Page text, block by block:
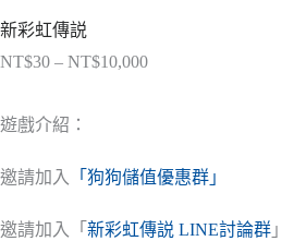
新彩虹傳説
NT$30 – NT$10,000價
NT$30
到
遊戲介紹：
邀請加入 「狗狗儲值優惠群」
邀請加入「 新彩虹傳説 LINE討論群 」